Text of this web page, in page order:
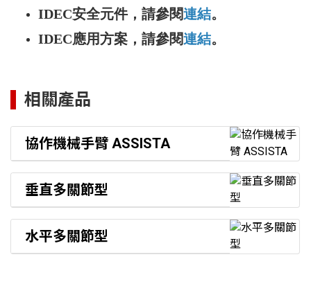
IDEC安全元件，請參閱連結。
IDEC應用方案，請參閱連結。
相關產品
協作機械手臂 ASSISTA
垂直多關節型
水平多關節型